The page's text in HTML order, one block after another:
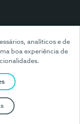
analíticos e de
boa experiência de